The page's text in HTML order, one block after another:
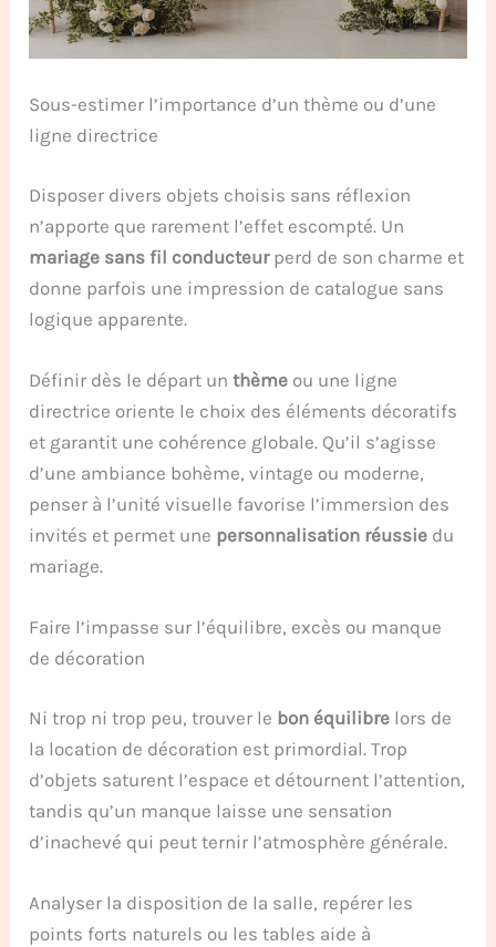
Sous-estimer l’importance d’un thème ou d’une
ligne directrice
Disposer divers objets choisis sans réflexion
n’apporte que rarement l’effet escompté. Un
mariage sans fil conducteurperd de son charme et
donne parfois une impression de catalogue sans
logique apparente.
Définir dès le départ unthème ou une ligne
directrice oriente le choix des éléments décoratifs
et garantit une cohérence globale. Qu’il s’agisse
d’une ambiance bohème, vintage ou moderne,
penser à l’unité visuelle favorise l’immersion des
invités et permet une personnalisation réussie du
mariage.
Faire l’impasse sur l’équilibre, excès ou manque
de décoration
Ni trop ni trop peu, trouver le bon équilibre lors de
la location de décoration est primordial. Trop
d’objets saturent l’espace et détournent l’attention,
tandis qu’un manque laisse une sensation
d’inachevé qui peut ternir l’atmosphère générale.
Analyser la disposition de la salle, repérer les
points forts naturels ou les tables aide à